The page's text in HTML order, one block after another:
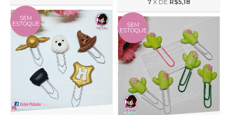
7 X DE R$5,18
SEM
ESTOQUE SEM
ESTOQUE